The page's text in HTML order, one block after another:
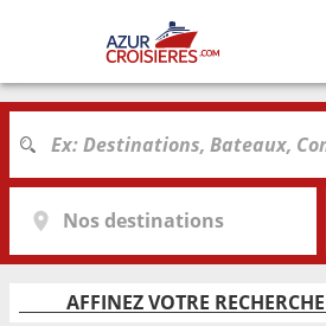
Nos destinations
AFFINEZ VOTRE RECHERCHE